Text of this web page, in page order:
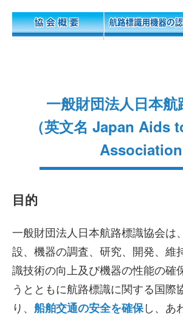
一般財団法人日本
（英文名 Japan Aids
Association
目的
一般財団法人日本航路標識協会は
設、機器の調査、研究、開発、維
識技術の向上及び機器の性能の確
うとともに航路標識に関する国際
り、 船舶交通の安全を確保し、あ